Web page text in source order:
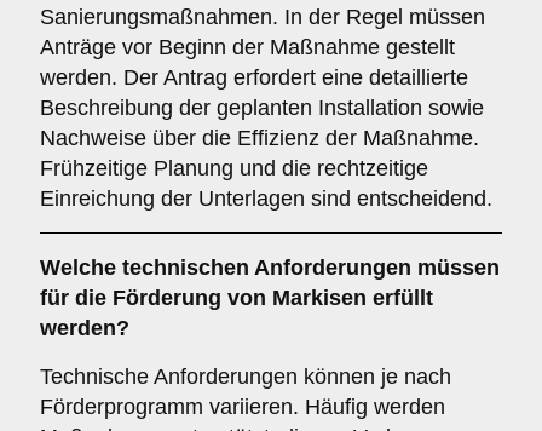
Sanierungsmaßnahmen. In der Regel müssen
Anträge vor Beginn der Maßnahme gestellt
werden. Der Antrag erfordert eine detaillierte
Beschreibung der geplanten Installation sowie
Nachweise über die Effizienz der Maßnahme.
Frühzeitige Planung und die rechtzeitige
Einreichung der Unterlagen sind entscheidend.
Welche technischen Anforderungen müssen
für die Förderung von Markisen erfüllt
werden?
Technische Anforderungen können je nach
Förderprogramm variieren. Häufig werden